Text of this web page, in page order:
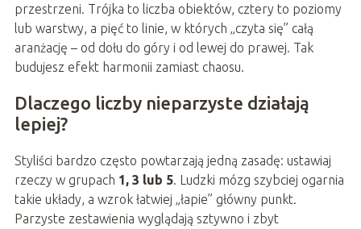
przestrzeni. Trójka to liczba obiektów, cztery to poziomy
lub warstwy, a pięć to linie, w których „czyta się” całą
aranżację – od dołu do góry i od lewej do prawej. Tak
budujesz efekt harmonii zamiast chaosu.
Dlaczego liczby nieparzyste działają
lepiej?
Styliści bardzo często powtarzają jedną zasadę: ustawiaj
rzeczy w grupach 1, 3 lub 5. Ludzki mózg szybciej ogarnia
takie układy, a wzrok łatwiej „łapie” główny punkt.
Parzyste zestawienia wyglądają sztywno i zbyt